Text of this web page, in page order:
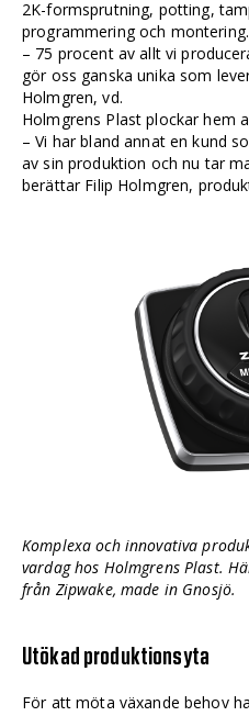
2K-formsprutning, potting,
programmering och montering.
– 75 procent av allt vi
gör oss ganska unika som
Holmgren, vd.
Holmgrens Plast plockar hem
– Vi har bland annat en kund
av sin produktion och nu tar
berättar Filip Holmgren,
Komplexa och innovativa
vardag hos Holmgrens Plast.
från Zipwake, made in Gnosjö.
Utökad produktionsyta
För att möta växande behov